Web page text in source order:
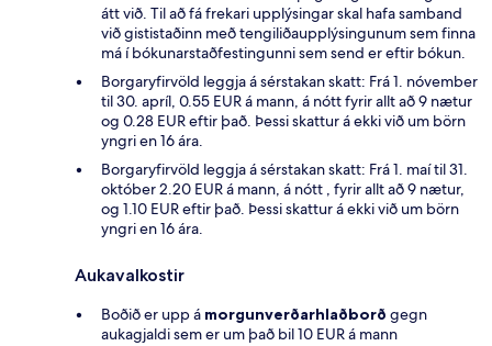
átt við. Til að fá frekari upplýsingar skal hafa samband
við gististaðinn með tengiliðaupplýsingunum sem finna
má í bókunarstaðfestingunni sem send er eftir bókun.
Borgaryfirvöld leggja á sérstakan skatt: Frá 1. nóvember
til 30. apríl, 0.55 EUR á mann, á nótt fyrir allt að 9 nætur
og 0.28 EUR eftir það. Þessi skattur á ekki við um börn
yngri en 16 ára.
Borgaryfirvöld leggja á sérstakan skatt: Frá 1. maí til 31.
október 2.20 EUR á mann, á nótt , fyrir allt að 9 nætur,
og 1.10 EUR eftir það. Þessi skattur á ekki við um börn
yngri en 16 ára.
Aukavalkostir
Boðið er upp á morgunverðarhlaðborð gegn
aukagjaldi sem er um það bil 10 EUR á mann